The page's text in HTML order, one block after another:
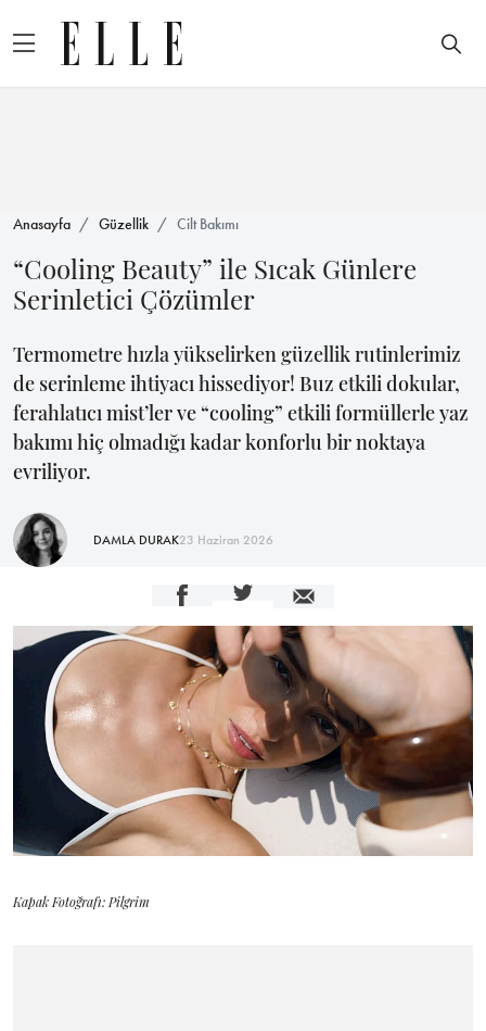
Anasayfa Güzellik Cilt Bakımı
“Cooling Beauty” ile Sıcak Günlere
Serinletici Çözümler
Termometre hızla yükselirken güzellik rutinlerimiz
de serinleme ihtiyacı hissediyor! Buz etkili dokular,
ferahlatıcı mist’ler ve “cooling” etkili formüllerle yaz
bakımı hiç olmadığı kadar konforlu bir noktaya
evriliyor.
DAMLA DURAK23 Haziran 2026
Kapak Fotoğrafı: Pilgrim